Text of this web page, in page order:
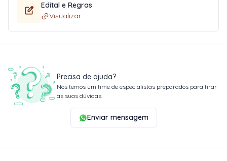
Edital e Regras
Visualizar
Precisa de ajuda?
Nós temos um time de especialistas preparados para tirar
as suas dúvidas.
Enviar mensagem